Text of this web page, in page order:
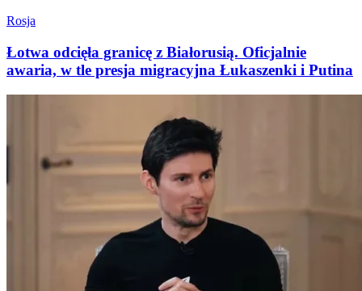
Rosja
Łotwa odcięła granicę z Białorusią. Oficjalnie
awaria, w tle presja migracyjna Łukaszenki i Putina